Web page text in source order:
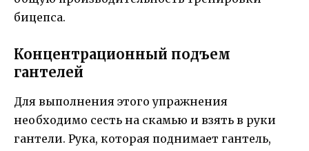
бицепса.
Концентрационный подъем
гантелей
Для выполнения этого упражнения
необходимо сесть на скамью и взять в руки
гантели. Рука, которая поднимает гантель,